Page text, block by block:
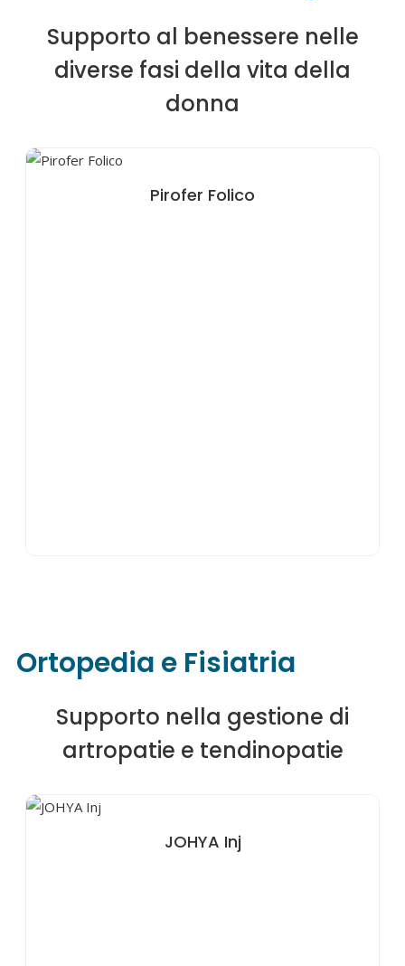
Supporto al benessere nelle
diverse fasi della vita della
donna
Pirofer Folico
Ortopedia e Fisiatria
Supporto nella gestione di
artropatie e tendinopatie
JOHYA Inj